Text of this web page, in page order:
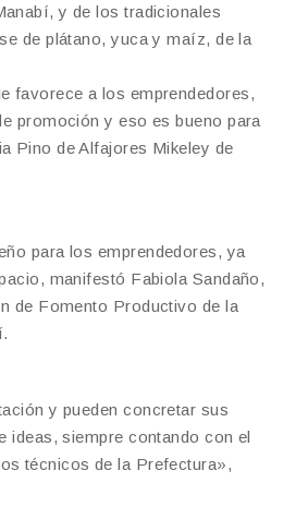
y de los tradicionales
de plátano, yuca y maíz, de la
favorece a los emprendedores,
promoción y eso es bueno para
Pino de Alfajores Mikeley de
para los emprendedores, ya
manifestó Fabiola Sandaño,
de Fomento Productivo de la
y pueden concretar sus
ideas, siempre contando con el
técnicos de la Prefectura»,